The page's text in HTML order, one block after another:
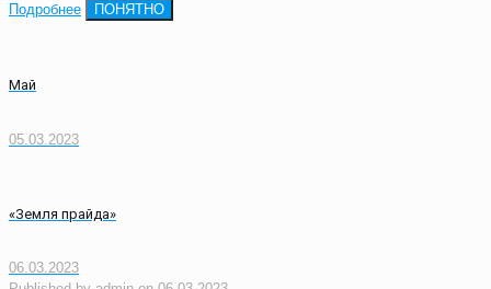
Подробнее ПОНЯТНО
Май
05.03.2023
«Земля прайда»
06.03.2023